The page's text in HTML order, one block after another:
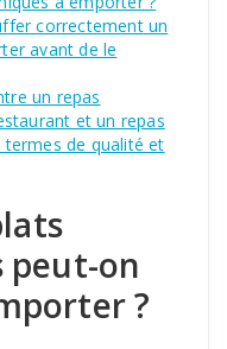
correctement un
avant de le
un repas
et un repas
de qualité et
peut-on
?